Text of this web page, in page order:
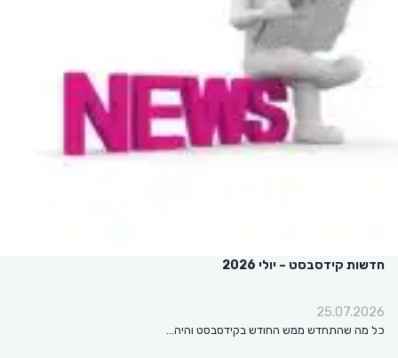
חדשות קידסבסט – יולי 2026
25.07.2026
כל מה שהתחדש ממש החודש בקידסבסט והיה…